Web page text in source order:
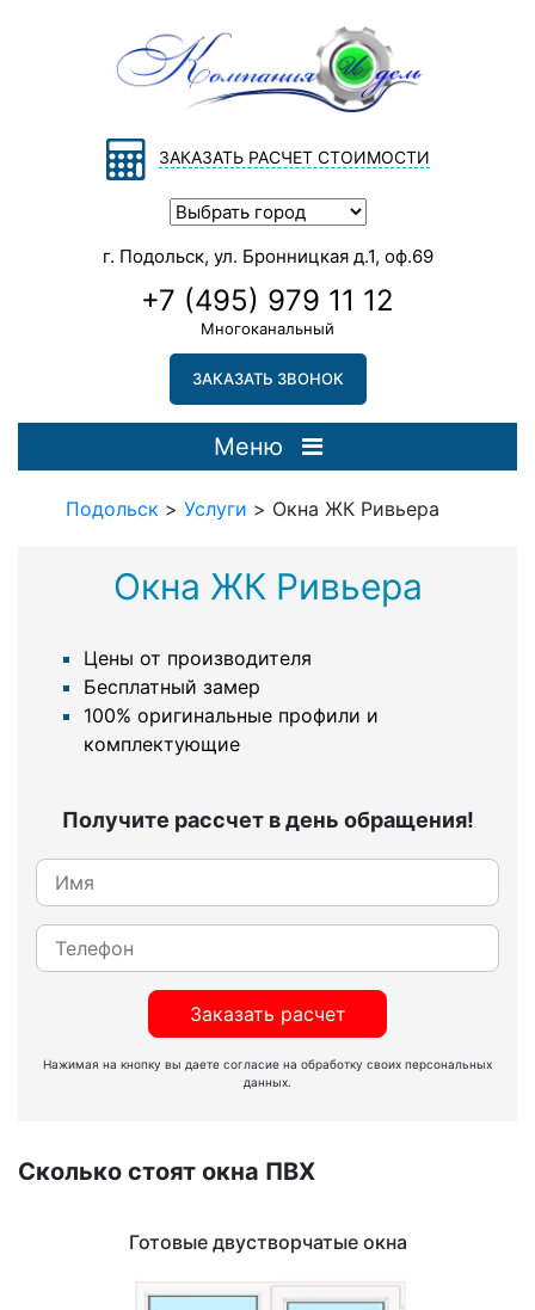
ЗАКАЗАТЬ РАСЧЕТ СТОИМОСТИ
г. Подольск, ул. Бронницкая д.1, оф.69
+7 (495) 979 11 12
Многоканальный
ЗАКАЗАТЬ ЗВОНОК
Меню
Подольск > Услуги > Окна ЖК Ривьера
Окна ЖК Ривьера
Цены от производителя
Бесплатный замер
100% оригинальные профили и
комплектующие
Получите рассчет в день обращения!
Заказать расчет
Нажимая на кнопку вы даете согласие на обработку своих персональных
данных.
Сколько стоят окна ПВХ
Готовые двустворчатые окна